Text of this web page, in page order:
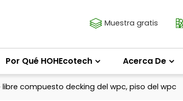
Muestra gratis
Por Qué HOHEcotech Acerca De
libre compuesto decking del wpc, piso del wpc